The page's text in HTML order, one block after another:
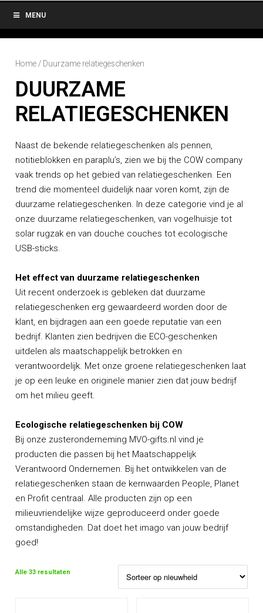
MENU
Home / Duurzame relatiegeschenken
DUURZAME
RELATIEGESCHENKEN
Naast de bekende relatiegeschenken als pennen,
notitieblokken en paraplu’s, zien we bij the COW company
vaak trends op het gebied van relatiegeschenken. Een
trend die momenteel duidelijk naar voren komt, zijn de
duurzame relatiegeschenken. In deze categorie vind je al
onze duurzame relatiegeschenken, van vogelhuisje tot
solar rugzak en van douche couches tot ecologische
USB-sticks.
Het effect van duurzame relatiegeschenken
Uit recent onderzoek is gebleken dat duurzame
relatiegeschenken erg gewaardeerd worden door de
klant, en bijdragen aan een goede reputatie van een
bedrijf. Klanten zien bedrijven die ECO-geschenken
uitdelen als maatschappelijk betrokken en
verantwoordelijk. Met onze groene relatiegeschenken laat
je op een leuke en originele manier zien dat jouw bedrijf
om het milieu geeft.
Ecologische relatiegeschenken bij COW
Bij onze zusteronderneming MVO-gifts.nl vind je
producten die passen bij het Maatschappelijk
Verantwoord Ondernemen. Bij het ontwikkelen van de
relatiegeschenken staan de kernwaarden People, Planet
en Profit centraal. Alle producten zijn op een
milieuvriendelijke wijze geproduceerd onder goede
omstandigheden. Dat doet het imago van jouw bedrijf
goed!
Alle 33 resultaten